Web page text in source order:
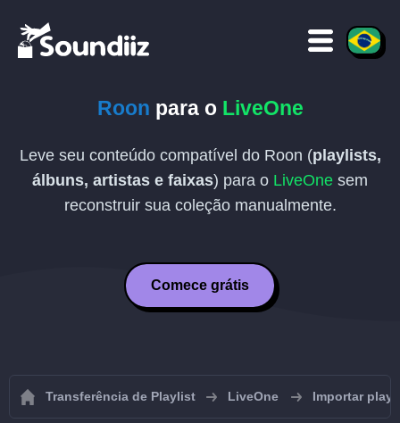
Roon para o LiveOne
Leve seu conteúdo compatível do Roon (playlists,
álbuns, artistas e faixas) para o LiveOne sem
reconstruir sua coleção manualmente.
Comece grátis
Transferência de Playlist LiveOne Importar